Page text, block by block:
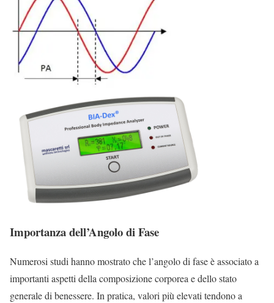
Importanza dell’Angolo di Fase
Numerosi studi hanno mostrato che l’angolo di fase è associato a
importanti aspetti della composizione corporea e dello stato
generale di benessere. In pratica, valori più elevati tendono a